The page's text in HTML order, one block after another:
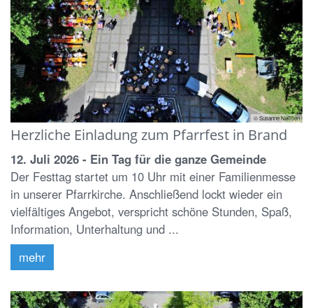
© Susanne Nelißen
Herzliche Einladung zum Pfarrfest in Brand
12. Juli 2026 - Ein Tag für die ganze Gemeinde
Der Festtag startet um 10 Uhr mit einer Familienmesse
in unserer Pfarrkirche. Anschließend lockt wieder ein
vielfältiges Angebot, verspricht schöne Stunden, Spaß,
Information, Unterhaltung und ...
mehr